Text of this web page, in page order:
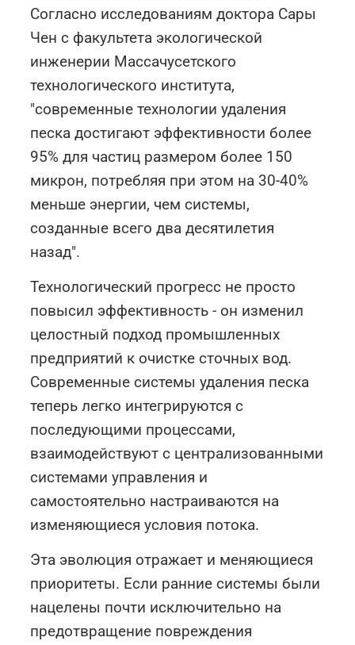
Согласно исследованиям доктора Сары
Чен с факультета экологической
инженерии Массачусетского
технологического института,
"современные технологии удаления
песка достигают эффективности более
95% для частиц размером более 150
микрон, потребляя при этом на 30-40%
меньше энергии, чем системы,
созданные всего два десятилетия
назад".
Технологический прогресс не просто
повысил эффективность - он изменил
целостный подход промышленных
предприятий к очистке сточных вод.
Современные системы удаления песка
теперь легко интегрируются с
последующими процессами,
взаимодействуют с централизованными
системами управления и
самостоятельно настраиваются на
изменяющиеся условия потока.
Эта эволюция отражает и меняющиеся
приоритеты. Если ранние системы были
нацелены почти исключительно на
предотвращение повреждения